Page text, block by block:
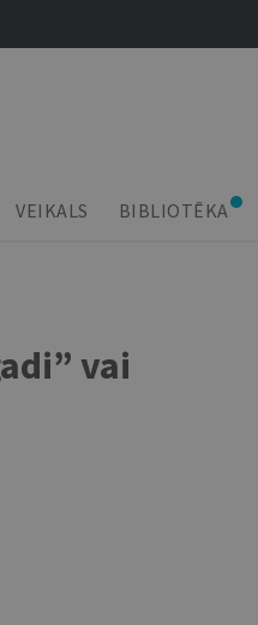
VEIKALS BIBLIOTĒKA
vai